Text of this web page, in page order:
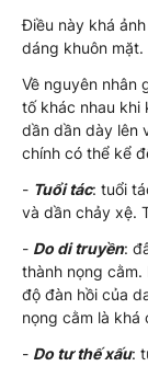
Điều này khá
dáng khuôn mặt.
Về nguyên nhân
tố khác nhau khi
dần dần dày lên
chính có thể kể
- Tuổi tác: tuổi
và dần chảy xệ.
- Do di truyền:
thành nọng
độ đàn hồi của
nọng cằm là khá
- Do tư thế xấu: